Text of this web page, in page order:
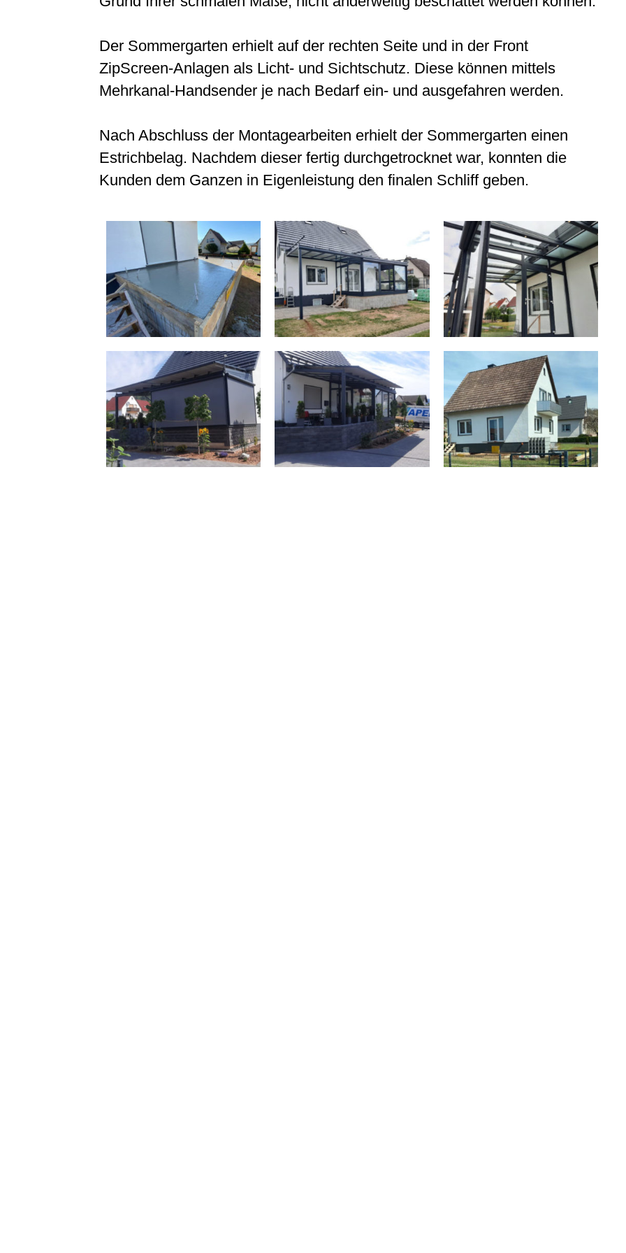
Der Sommergarten erhielt auf der rechten Seite und in der Front
ZipScreen-Anlagen als Licht- und Sichtschutz. Diese können mittels
Mehrkanal-Handsender je nach Bedarf ein- und ausgefahren werden.
Nach Abschluss der Montagearbeiten erhielt der Sommergarten einen
Estrichbelag. Nachdem dieser fertig durchgetrocknet war, konnten die
Kunden dem Ganzen in Eigenleistung den finalen Schliff geben.